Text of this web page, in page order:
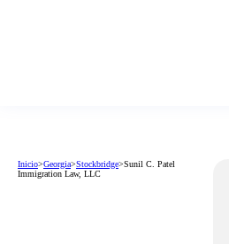
Inicio>Georgia>Stockbridge>Sunil C. Patel
Immigration Law, LLC